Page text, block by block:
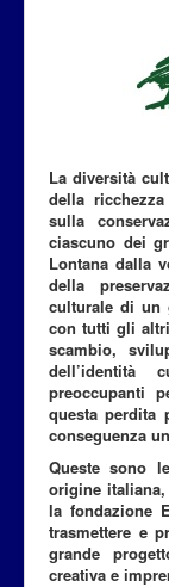
La diversità
della
sulla
ciascuno dei
Lontana dalla
della
culturale di un
con tutti gli
scambio,
preoccupanti
questa perdita
conseguenza
Queste sono
origine
la fondazione
trasmettere e
grande
creativa e